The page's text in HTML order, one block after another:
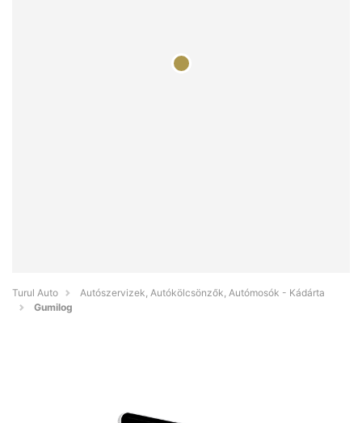
Turul Auto
Autószervizek, Autókölcsönzők, Autómosók - Kádárta
Gumilog